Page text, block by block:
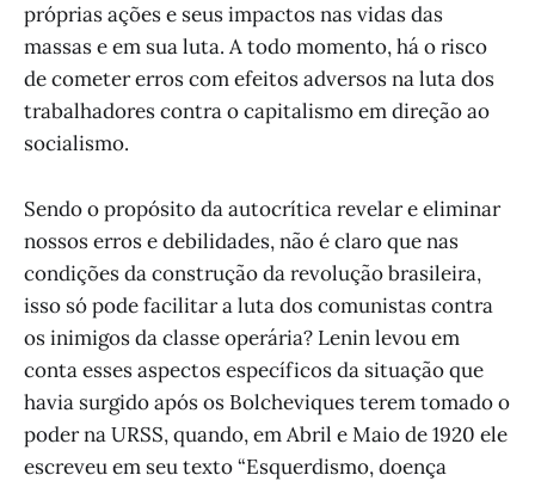
próprias ações e seus impactos nas vidas das
massas e em sua luta. A todo momento, há o risco
de cometer erros com efeitos adversos na luta dos
trabalhadores contra o capitalismo em direção ao
socialismo.
Sendo o propósito da autocrítica revelar e eliminar
nossos erros e debilidades, não é claro que nas
condições da construção da revolução brasileira,
isso só pode facilitar a luta dos comunistas contra
os inimigos da classe operária? Lenin levou em
conta esses aspectos específicos da situação que
havia surgido após os Bolcheviques terem tomado o
poder na URSS, quando, em Abril e Maio de 1920 ele
escreveu em seu texto “Esquerdismo, doença